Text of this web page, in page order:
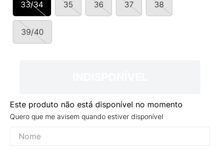
33/34 35 36 37 38
39/40
Este produto não está disponível no momento
Quero que me avisem quando estiver disponível
º
VEJA COUNTRY
10º NEW 530